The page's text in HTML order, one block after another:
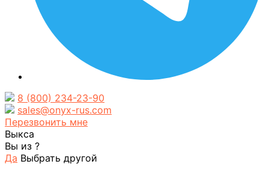
8 (800) 234-23-90
sales@onyx-rus.com
Перезвонить мне
Выкса
Вы из ?
Да Выбрать другой